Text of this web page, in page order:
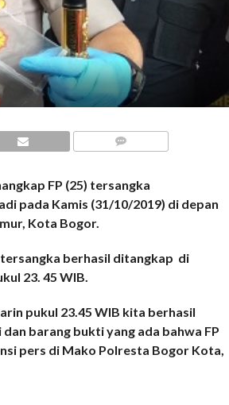
FP (25) tersangka
pada Kamis (31/10/2019) di depan
Kota Bogor.
berhasil ditangkap di
23. 45 WIB.
pukul 23.45 WIB kita berhasil
barang bukti yang ada bahwa FP
pers di Mako Polresta Bogor Kota,